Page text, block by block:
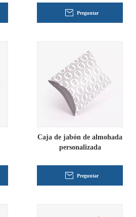
Preguntar
Caja de jabón de almohada
personalizada
Preguntar